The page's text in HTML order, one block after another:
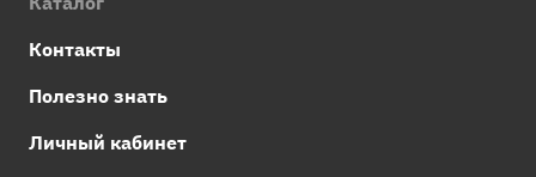
Контакты
Полезно знать
Личный кабинет